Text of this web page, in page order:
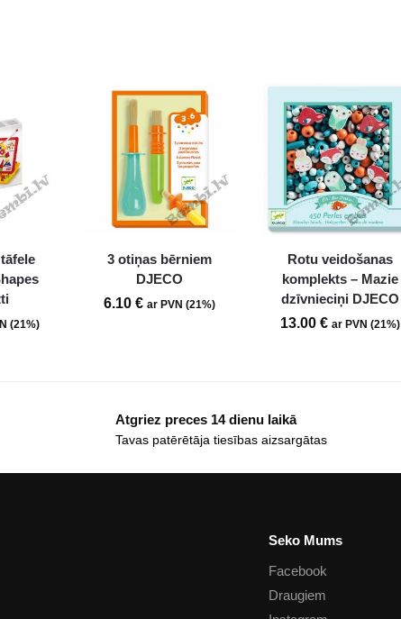
(21%)
3 otiņas bērniem
DJECO
6.10€ ar PVN (21%)
Rotu veidošanas
komplekts – Mazie
dzīvnieciņi DJECO
13.00 € ar PVN (21%)
Atgriez preces 14 dienu laikā
Tavas patērētāja tiesības aizsargātas
Seko Mums
Facebook
Draugiem